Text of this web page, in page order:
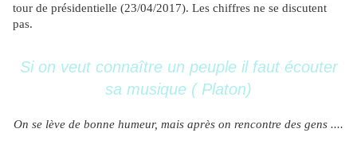
tour de présidentielle (23/04/2017). Les chiffres ne se discutent
pas.
Si on veut connaître un peuple il faut écouter
sa musique ( Platon)
On se lève de bonne humeur, mais après on rencontre des gens ....